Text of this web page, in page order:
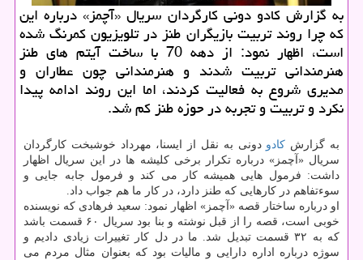
به گزارش كادو دونی كارگردان سریال «آچمز» درباره این
كه چرا روند تربیت بازیگران طنز در تلویزیون كمرنگ شده
است، اظهار نمود: از دهه 70 با ساخت آیتم های طنز
هنرمندانی تربیت شدند و هنرمندانی چون عطاران و
مدیری شروع به فعالیت كردند، اما این روند ادامه پیدا
نكرد و تربیت و تجربه در حوزه طنز كم شد.
به گزارش كادو دونی به نقل از ایسنا، مهرداد خوشبخت كارگردان
سریال «آچمز» درباره تكرار برخی كلیشه ها در این سریال اظهار
داشت: فرمول هایی همیشه كار می كند و فرمول جابه جایی و
سوءتفاهم در كارهایی كه طنز دارد، در كار ما هم جواب داد.
او درباره ساختار قصه «آچمز» اظهار نمود: سعید فرهادی كه نویسنده
خوبی است، قصه را از قبل نوشته و بنا بود سریال ۶۰ قسمت باشد
كه به ۳۲ قسمت تبدیل شد. ما در دل كار تغییرات زیادی دادیم و
سوژه درباره اداره دارایی و مالیات بود كه بعنوان مثال مردم می